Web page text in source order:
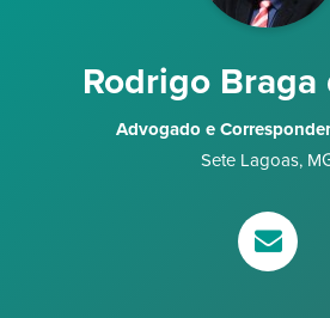
Rodrigo Braga
Advogado e
Sete Lagoas,